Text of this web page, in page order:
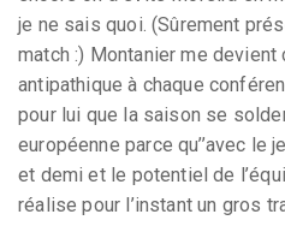
je ne sais quoi. (Sûrement
match :) Montanier me devient
antipathique à chaque
pour lui que la saison se
européenne parce qu’’avec le
et demi et le potentiel de
réalise pour l’instant un gros